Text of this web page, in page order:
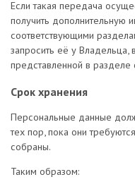
Если такая передача
получить дополнительную
соответствующими
запросить её у
представленной в разделе
Срок хранения
Персональные данные
тех пор, пока они
собраны.
Таким образом: